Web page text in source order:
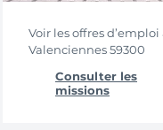
Voir les offres d’emploi
Valenciennes 59300
Consulter les
missions